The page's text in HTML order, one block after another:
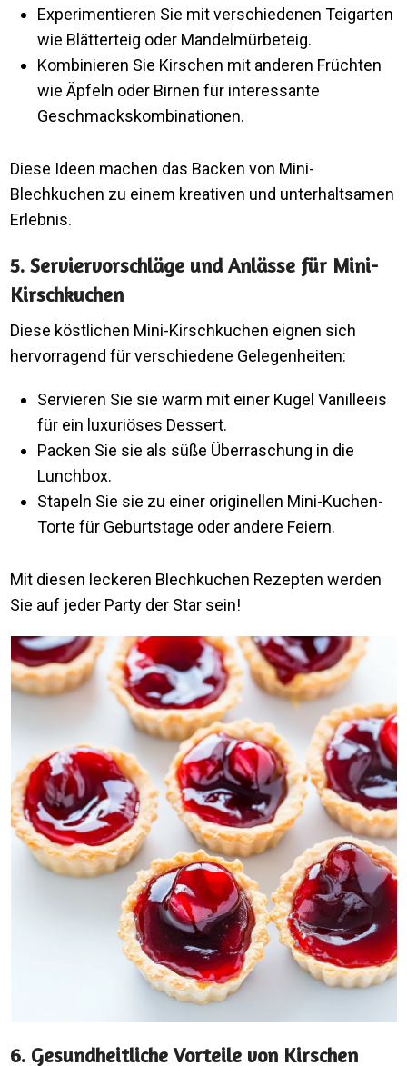
Experimentieren Sie mit verschiedenen Teigarten
wie Blätterteig oder Mandelmürbeteig.
Kombinieren Sie Kirschen mit anderen Früchten
wie Äpfeln oder Birnen für interessante
Geschmackskombinationen.
Diese Ideen machen das Backen von Mini-
Blechkuchen zu einem kreativen und unterhaltsamen
Erlebnis.
5. Serviervorschläge und Anlässe für Mini-
Kirschkuchen
Diese köstlichen Mini-Kirschkuchen eignen sich
hervorragend für verschiedene Gelegenheiten:
Servieren Sie sie warm mit einer Kugel Vanilleeis
für ein luxuriöses Dessert.
Packen Sie sie als süße Überraschung in die
Lunchbox.
Stapeln Sie sie zu einer originellen Mini-Kuchen-
Torte für Geburtstage oder andere Feiern.
Mit diesen leckeren Blechkuchen Rezepten werden
Sie auf jeder Party der Star sein!
6. Gesundheitliche Vorteile von Kirschen